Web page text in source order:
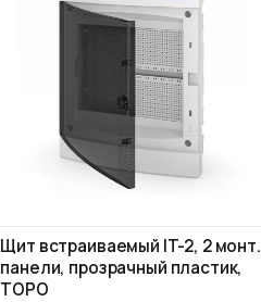
Щит встраиваемый IT-2, 2 монт.
панели, прозрачный пластик,
TOPO